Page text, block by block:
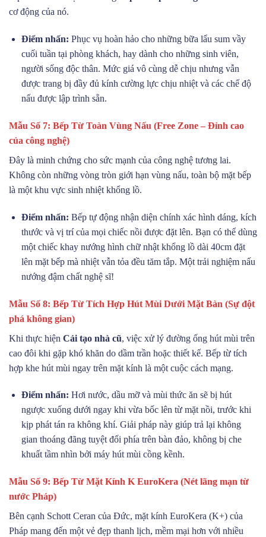
cơ động của nó.
Điểm nhấn: Phục vụ hoàn hảo cho những bữa lẩu sum vầy
cuối tuần tại phòng khách, hay dành cho những sinh viên,
người sống độc thân. Mức giá vô cùng dễ chịu nhưng vẫn
được trang bị đầy đủ kính cường lực chịu nhiệt và các chế độ
nấu được lập trình sẵn.
Mẫu Số 7: Bếp Từ Toàn Vùng Nấu (Free Zone – Đỉnh cao
của công nghệ)
Đây là minh chứng cho sức mạnh của công nghệ tương lai.
Không còn những vòng tròn giới hạn vùng nấu, toàn bộ mặt bếp
là một khu vực sinh nhiệt khổng lồ.
Điểm nhấn: Bếp tự động nhận diện chính xác hình dáng, kích
thước và vị trí của mọi chiếc nồi được đặt lên. Bạn có thể dùng
một chiếc khay nướng hình chữ nhật khổng lồ dài 40cm đặt
lên mặt bếp mà nhiệt vẫn tỏa đều tăm tắp. Một trải nghiệm nấu
nướng đậm chất nghệ sĩ!
Mẫu Số 8: Bếp Từ Tích Hợp Hút Mùi Dưới Mặt Bàn (Sự đột
phá không gian)
Khi thực hiện Cải tạo nhà cũ, việc xử lý đường ống hút mùi trên
cao đôi khi gặp khó khăn do dầm trần hoặc thiết kế. Bếp từ tích
hợp khe hút mùi ngay trên mặt kính là một cuộc cách mạng.
Điểm nhấn: Hơi nước, dầu mỡ và mùi thức ăn sẽ bị hút
ngược xuống dưới ngay khi vừa bốc lên từ mặt nồi, trước khi
kịp phát tán ra không khí. Giải pháp này giúp trả lại không
gian thoáng đãng tuyệt đối phía trên bàn đảo, không bị che
khuất tầm nhìn bởi máy hút mùi cồng kềnh.
Mẫu Số 9: Bếp Từ Mặt Kính K EuroKera (Nét lãng mạn từ
nước Pháp)
Bên cạnh Schott Ceran của Đức, mặt kính EuroKera (K+) của
Pháp mang đến một vẻ đẹp thanh lịch, mềm mại hơn với nhiều